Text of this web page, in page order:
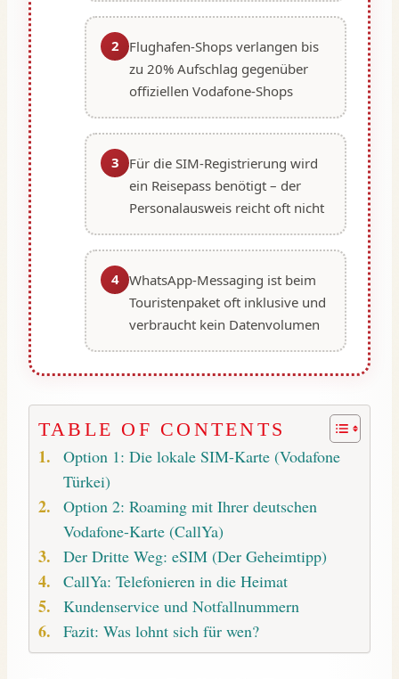
2
Flughafen-Shops verlangen bis
zu 20% Aufschlag gegenüber
offiziellen Vodafone-Shops
3
Für die SIM-Registrierung wird
ein Reisepass benötigt – der
Personalausweis reicht oft nicht
4 WhatsApp-Messaging ist beim
Touristenpaket oft inklusive und
verbraucht kein Datenvolumen
TABLE OF CONTENTS
Option 1: Die lokale SIM-Karte (Vodafone
Türkei)
Option 2: Roaming mit Ihrer deutschen
Vodafone-Karte (CallYa)
Der Dritte Weg: eSIM (Der Geheimtipp)
CallYa: Telefonieren in die Heimat
Kundenservice und Notfallnummern
Fazit: Was lohnt sich für wen?